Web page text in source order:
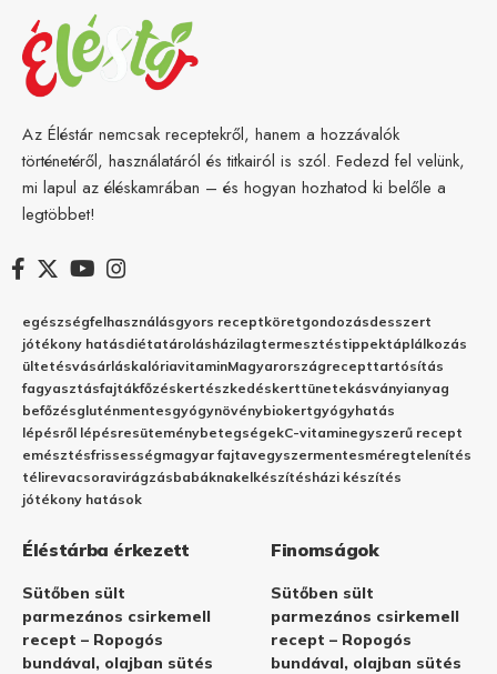
Az Éléstár nemcsak receptekről, hanem a hozzávalók
történetéről, használatáról és titkairól is szól. Fedezd fel velünk,
mi lapul az éléskamrában – és hogyan hozhatod ki belőle a
legtöbbet!
egészségfelhasználásgyors receptköretgondozásdesszert
jótékony hatásdiétatárolásházilagtermesztéstippektáplálkozás
ültetésvásárláskalóriavitaminMagyarországrecepttartósítás
fagyasztásfajtákfőzéskertészkedéskerttünetekásványianyag
befőzésgluténmentesgyógynövénybiokertgyógyhatás
lépésről lépésresüteménybetegségekC-vitaminegyszerű recept
emésztésfrissességmagyar fajtavegyszermentesméregtelenítés
télirevacsoravirágzásbabáknakelkészítésházi készítés
jótékony hatások
Éléstárba érkezett
Sütőben sült
parmezános csirkemell
recept – Ropogós
bundával, olajban sütés
Finomságok
Sütőben sült
parmezános csirkemell
recept – Ropogós
bundával, olajban sütés